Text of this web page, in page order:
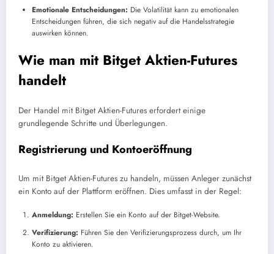
Emotionale Entscheidungen: Die Volatilität kann zu emotionalen
Entscheidungen führen, die sich negativ auf die Handelsstrategie
auswirken können.
Wie man mit Bitget Aktien-Futures
handelt
Der Handel mit Bitget Aktien-Futures erfordert einige
grundlegende Schritte und Überlegungen.
Registrierung und Kontoeröffnung
Um mit Bitget Aktien-Futures zu handeln, müssen Anleger zunächst
ein Konto auf der Plattform eröffnen. Dies umfasst in der Regel:
Anmeldung: Erstellen Sie ein Konto auf der Bitget-Website.
Verifizierung: Führen Sie den Verifizierungsprozess durch, um Ihr
Konto zu aktivieren.